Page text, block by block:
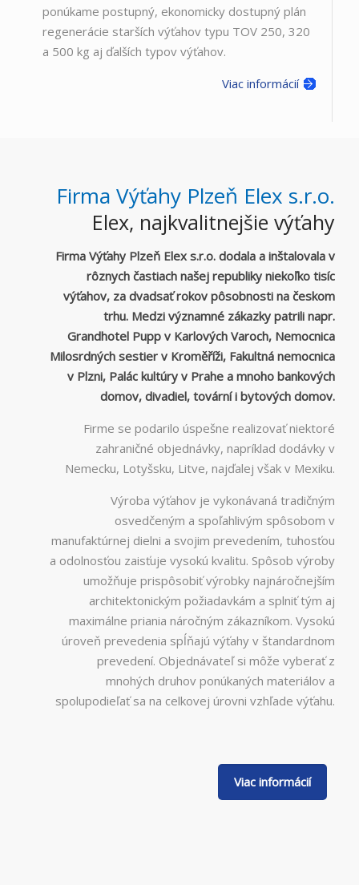
ponúkame postupný, ekonomicky dostupný plán
regenerácie starších výťahov typu TOV 250, 320
a 500 kg aj ďalších typov výťahov.
Viac informácií
Firma Výťahy Plzeň Elex s.r.o.
Elex, najkvalitnejšie výťahy
Firma Výťahy Plzeň Elex s.r.o. dodala a inštalovala v
rôznych častiach našej republiky niekoľko tisíc
výťahov, za dvadsať rokov pôsobnosti na českom
trhu. Medzi významné zákazky patrili napr.
Grandhotel Pupp v Karlových Varoch, Nemocnica
Milosrdných sestier v Kroměříži, Fakultná nemocnica
v Plzni, Palác kultúry v Prahe a mnoho bankových
domov, divadiel, tovární i bytových domov.
Firme se podarilo úspešne realizovať niektoré
zahraničné objednávky, napríklad dodávky v
Nemecku, Lotyšsku, Litve, najďalej však v Mexiku.
Výroba výťahov je vykonávaná tradičným
osvedčeným a spoľahlivým spôsobom v
manufaktúrnej dielni a svojim prevedením, tuhosťou
a odolnosťou zaisťuje vysokú kvalitu. Spôsob výroby
umožňuje prispôsobiť výrobky najnáročnejším
architektonickým požiadavkám a splniť tým aj
maximálne priania náročným zákazníkom. Vysokú
úroveň prevedenia spĺňajú výťahy v štandardnom
prevedení. Objednávateľ si môže vyberať z
mnohých druhov ponúkaných materiálov a
spolupodieľať sa na celkovej úrovni vzhľade výťahu.
Viac informácií